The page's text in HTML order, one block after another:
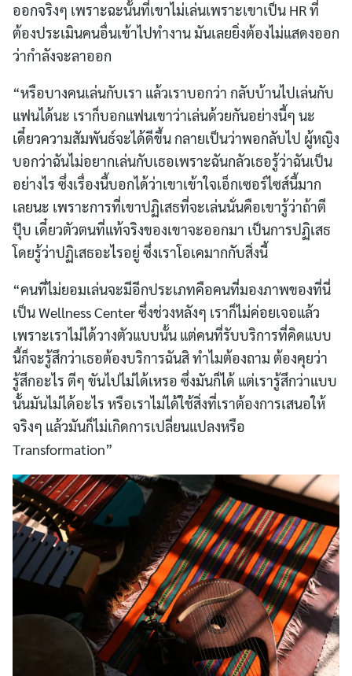
ออกจริงๆ เพราะฉะนั้นที่เขาไม่เล่นเพราะเขาเป็น HR ที่
ต้องประเมินคนอื่นเข้าไปทำงาน มันเลยยิ่งต้องไม่แสดงออก
ว่ากำลังจะลาออก
“หรือบางคนเล่นกับเรา แล้วเราบอกว่า กลับบ้านไปเล่นกับ
แฟนได้นะ เราก็บอกแฟนเขาว่าเล่นด้วยกันอย่างนี้ๆ นะ
เดี๋ยวความสัมพันธ์จะได้ดีขึ้น กลายเป็นว่าพอกลับไป ผู้หญิง
บอกว่าฉันไม่อยากเล่นกับเธอเพราะฉันกลัวเธอรู้ว่าฉันเป็น
อย่างไร ซึ่งเรื่องนี้บอกได้ว่าเขาเข้าใจเอ็กเซอร์ไซส์นี้มาก
เลยนะ เพราะการที่เขาปฏิเสธที่จะเล่นนั่นคือเขารู้ว่าถ้าตี
ปุ๊บ เดี๋ยวตัวตนที่แท้จริงของเขาจะออกมา เป็นการปฏิเสธ
โดยรู้ว่าปฏิเสธอะไรอยู่ ซึ่งเราโอเคมากกับสิ่งนี้
“คนที่ไม่ยอมเล่นจะมีอีกประเภทคือคนที่มองภาพของที่นี่
เป็น Wellness Center ซึ่งช่วงหลังๆ เราก็ไม่ค่อยเจอแล้ว
เพราะเราไม่ได้วางตัวแบบนั้น แต่คนที่รับบริการที่คิดแบบ
นี้ก็จะรู้สึกว่าเธอต้องบริการฉันสิ ทำไมต้องถาม ต้องคุยว่า
รู้สึกอะไร ตีๆ ขันไปไม่ได้เหรอ ซึ่งมันก็ได้ แต่เรารู้สึกว่าแบบ
นั้นมันไม่ได้อะไร หรือเราไม่ได้ใช้สิ่งที่เราต้องการเสนอให้
จริงๆ แล้วมันก็ไม่เกิดการเปลี่ยนแปลงหรือ
Transformation”